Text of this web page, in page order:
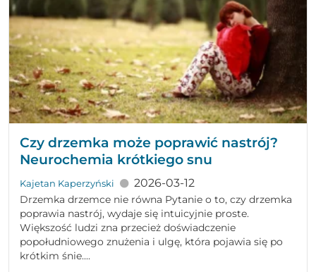
Czy drzemka może poprawić nastrój?
Neurochemia krótkiego snu
Kajetan Kaperzyński 2026-03-12
Drzemka drzemce nie równa Pytanie o to, czy drzemka
poprawia nastrój, wydaje się intuicyjnie proste.
Większość ludzi zna przecież doświadczenie
popołudniowego znużenia i ulgę, która pojawia się po
krótkim śnie....